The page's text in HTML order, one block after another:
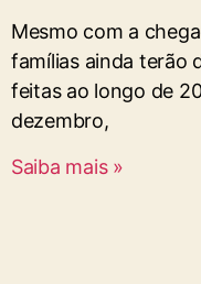
Mesmo com a
famílias ainda terão
feitas ao longo de
dezembro,
Saiba mais »